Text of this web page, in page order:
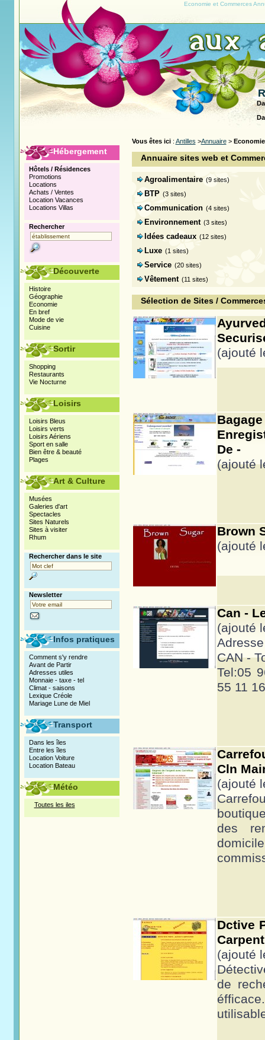
Economie et Commerces
Vous êtes ici : Antilles >Annuaire>
Annuaire sites web et
Agroalimentaire (9 sites)
BTP (3 sites)
Communication (4 sites)
Environnement (3 sites)
Idées cadeaux (12 sites)
Luxe (1 sites)
Service (20 sites)
Vêtement (11 sites)
Sélection de Sites /
(ajouté
De -
(ajouté
Brown
(ajouté
Can -
(ajouté
CAN -
Tel:05
55 11 16
Cln
(ajouté
des
Dctive
(ajouté
de
Hébergement
Hôtels / Résidences
Promotions
Locations
Achats / Ventes
Location Vacances
Locations Villas
Rechercher
Découverte
Histoire
Géographie
Economie
En bref
Mode de vie
Cuisine
Sortir
Shopping
Restaurants
Vie Nocturne
Loisirs
Loisirs Bleus
Loisirs verts
Loisirs Aériens
Sport en salle
Bien être & beauté
Plages
Art & Culture
Musées
Galeries d'art
Spectacles
Sites Naturels
Sites à visiter
Rhum
Rechercher dans le site
Newsletter
Infos pratiques
Comment s'y rendre
Avant de Partir
Adresses utiles
Monnaie - taxe - tel
Climat - saisons
Lexique Créole
Mariage Lune de Miel
Transport
Dans les îles
Entre les îles
Location Voiture
Location Bateau
Météo
Toutes les iles